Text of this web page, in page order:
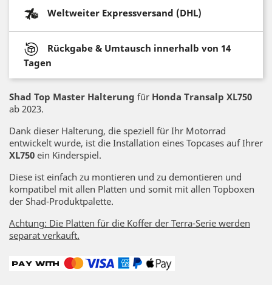
Weltweiter Expressversand (DHL)
Rückgabe & Umtausch innerhalb von 14
Tagen
Shad Top Master Halterung für Honda Transalp XL750
ab 2023.
Dank dieser Halterung, die speziell für Ihr Motorrad
entwickelt wurde, ist die Installation eines Topcases auf Ihrer
XL750 ein Kinderspiel.
Diese ist einfach zu montieren und zu demontieren und
kompatibel mit allen Platten und somit mit allen Topboxen
der Shad-Produktpalette.
Achtung: Die Platten für die Koffer der Terra-Serie werden
separat verkauft.